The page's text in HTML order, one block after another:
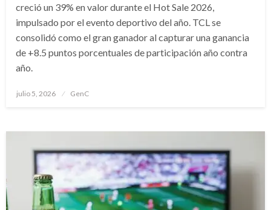
creció un 39% en valor durante el Hot Sale 2026,
impulsado por el evento deportivo del año. TCL se
consolidó como el gran ganador al capturar una ganancia
de +8.5 puntos porcentuales de participación año contra
año.
Publicado
julio 5, 2026 GenC